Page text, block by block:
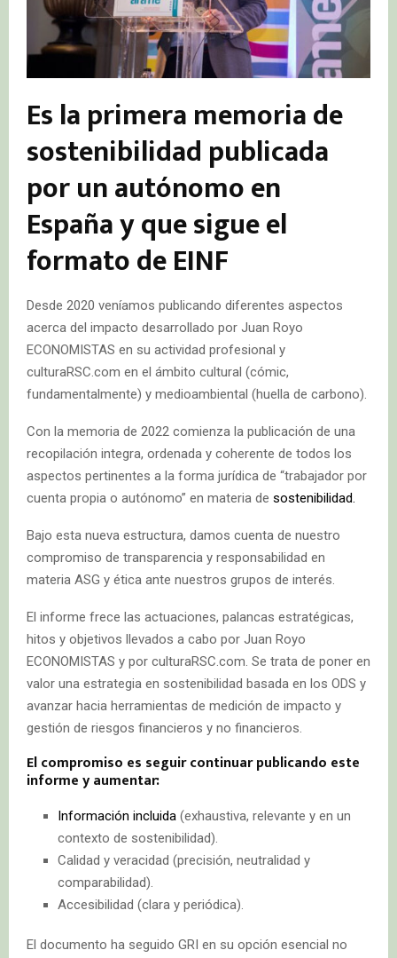
Es la primera memoria de
sostenibilidad publicada
por un autónomo en
España y que sigue el
formato de EINF
Desde 2020 veníamos publicando diferentes aspectos
acerca del impacto desarrollado por Juan Royo
ECONOMISTAS en su actividad profesional y
culturaRSC.com en el ámbito cultural (cómic,
fundamentalmente) y medioambiental (huella de carbono).
Con la memoria de 2022 comienza la publicación de una
recopilación integra, ordenada y coherente de todos los
aspectos pertinentes a la forma jurídica de “trabajador por
cuenta propia o autónomo” en materia de sostenibilidad.
Bajo esta nueva estructura, damos cuenta de nuestro
compromiso de transparencia y responsabilidad en
materia ASG y ética ante nuestros grupos de interés.
El informe frece las actuaciones, palancas estratégicas,
hitos y objetivos llevados a cabo por Juan Royo
ECONOMISTAS y por culturaRSC.com. Se trata de poner en
valor una estrategia en sostenibilidad basada en los ODS y
avanzar hacia herramientas de medición de impacto y
gestión de riesgos financieros y no financieros.
El compromiso es seguir continuar publicando este
informe y aumentar:
Información incluida (exhaustiva, relevante y en un
contexto de sostenibilidad).
Calidad y veracidad (precisión, neutralidad y
comparabilidad).
Accesibilidad (clara y periódica).
El documento ha seguido GRI en su opción esencial no